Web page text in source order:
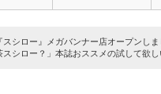
スシロー』メガバンナー店オープンし
スシロー？」本誌おススメの試して欲し